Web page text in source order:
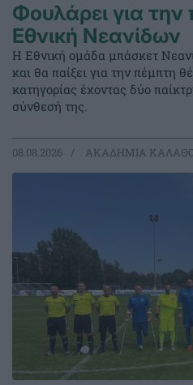
Φουλάρει για την
Εθνική Νεανίδων
Η Εθνική ομάδα μπάσκετ
και θα παίξει για την πέμπτη
κατηγορίας έχοντας δύο
σύνθεσή της.
08.08.2026 ΑΚΑΔΗΜΙΑ